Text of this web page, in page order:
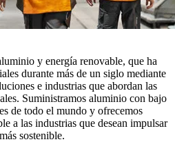
y energía renovable, que ha
durante más de un siglo mediante
e industrias que abordan las
Suministramos aluminio con bajo
de todo el mundo y ofrecemos
a las industrias que desean impulsar
sostenible.